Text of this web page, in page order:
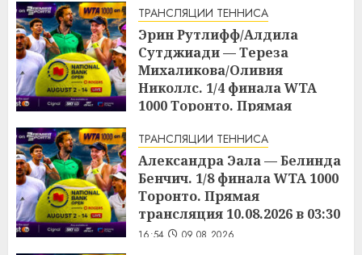
17:03 09.08.2026
ТРАНСЛЯЦИИ ТЕННИСА
Эрин Рутлифф/Алдила
Сутджиади — Тереза
Михаликова/Оливия
Николлс. 1/4 финала WTA
1000 Торонто. Прямая
17:01 09.08.2026
ТРАНСЛЯЦИИ ТЕННИСА
Александра Эала — Белинда
Бенчич. 1/8 финала WTA 1000
Торонто. Прямая
трансляция 10.08.2026 в 03:30
16:54 09.08.2026